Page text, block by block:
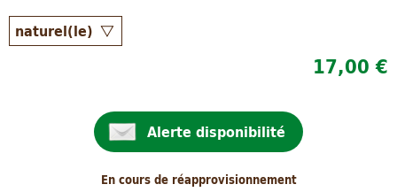
17,00 €
Alerte disponibilité
En cours de réapprovisionnement